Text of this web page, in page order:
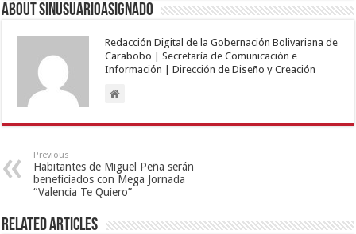
About sinusuarioasignado
Redacción Digital de la Gobernación Bolivariana de
Carabobo | Secretaría de Comunicación e
Información | Dirección de Diseño y Creación
Previous
Habitantes de Miguel Peña serán
beneficiados con Mega Jornada
“Valencia Te Quiero”
Related Articles